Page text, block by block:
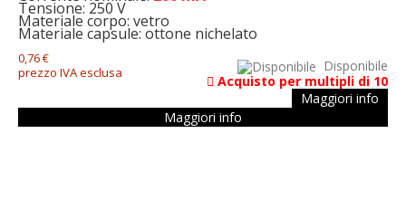
Tensione: 250 V
Materiale corpo: vetro
Materiale capsule: ottone nichelato
0,76 €
prezzo IVA esclusa
Disponibile
Acquisto per multipli di 10
Maggiori info
Maggiori info